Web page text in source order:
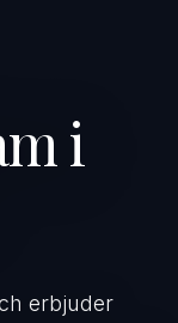
i
erbjuder